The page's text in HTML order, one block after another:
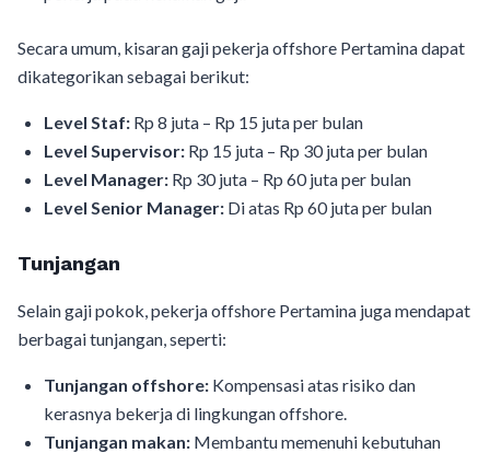
Secara umum, kisaran gaji pekerja offshore Pertamina dapat
dikategorikan sebagai berikut:
Level Staf: Rp 8 juta – Rp 15 juta per bulan
Level Supervisor: Rp 15 juta – Rp 30 juta per bulan
Level Manager: Rp 30 juta – Rp 60 juta per bulan
Level Senior Manager: Di atas Rp 60 juta per bulan
Tunjangan
Selain gaji pokok, pekerja offshore Pertamina juga mendapat
berbagai tunjangan, seperti:
Tunjangan offshore: Kompensasi atas risiko dan
kerasnya bekerja di lingkungan offshore.
Tunjangan makan: Membantu memenuhi kebutuhan